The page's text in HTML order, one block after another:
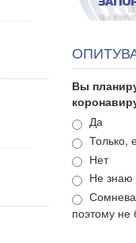
Вы
Варианты
Да
Только,
Нет
Не знаю
поэтому не